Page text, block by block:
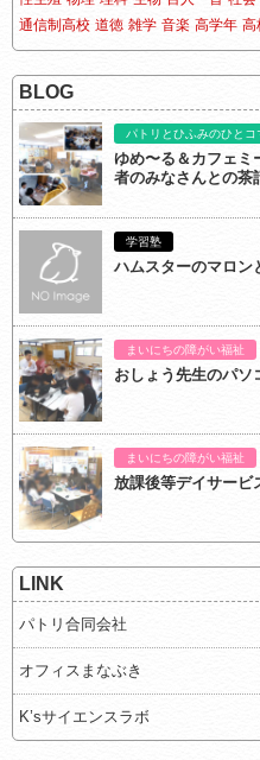
通信制高校 道徳 雑学 音楽 高学年 高
BLOG
パトリとひふみのひとコ
ゆめ〜る＆カフェミ
者のみなさんとの茶
学習塾
ハムスターのマロン
まいにちの障がい福祉
おしょう先生のパソ
まいにちの障がい福祉
放課後等デイサービ
LINK
パトリ合同会社
オフィスまなぶき
K’sサイエンスラボ